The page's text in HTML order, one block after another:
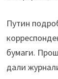
Путин
бумаги.
дали